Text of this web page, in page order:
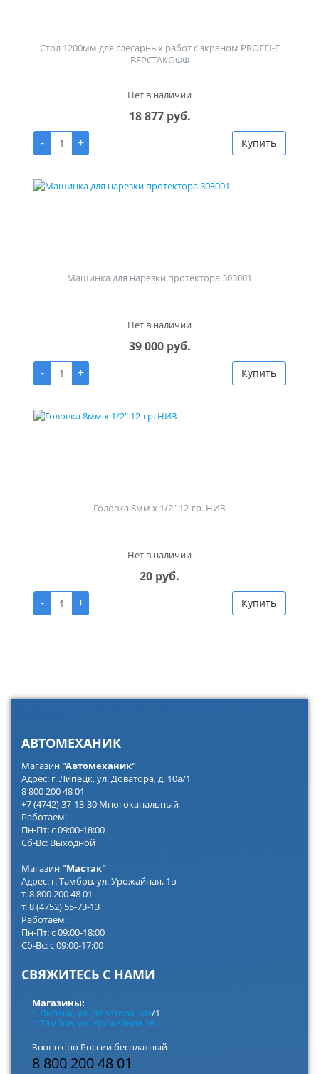
Стол 1200мм для слесарных работ с экраном PROFFI-E
ВЕРСТАКОФФ
Нет в наличии
18 877 руб.
-
+ Купить
Машинка для нарезки протектора 303001
Нет в наличии
39 000 руб.
-
+ Купить
Головка 8мм х 1/2" 12-гр. НИЗ
Нет в наличии
20 руб.
-
+ Купить
АВТОМЕХАНИК
Магазин"Автомеханик"
Адрес: г. Липецк, ул. Доватора, д. 10а/1
8 800 200 48 01
+7 (4742) 37-13-30 Многоканальный
Работаем:
Пн-Пт: с 09:00-18:00
Сб-Вс: Выходной
Магазин"Мастак"
Адрес: г. Тамбов, ул. Урожайная, 1в
т. 8 800 200 48 01
т. 8 (4752) 55-73-13
Работаем:
Пн-Пт: с 09:00-18:00
Сб-Вс: с 09:00-17:00
СВЯЖИТЕСЬ С НАМИ
Магазины:
г. Липецк, ул. Доватора 10а/1
г. Тамбов, ул. Урожайная 1в
Звонок по России бесплатный
8 800 200 48 01